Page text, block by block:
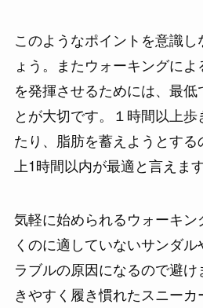
このようなポイントを意識
ょう。またウォーキングに
を発揮させるためには、最
とが大切です。１時間以上
たり、脂肪を蓄えようとす
上1時間以内が最適と言えます
気軽に始められるウォーキ
くのに適していないサンダ
ラブルの原因になるので避
きやすく履き慣れたスニー